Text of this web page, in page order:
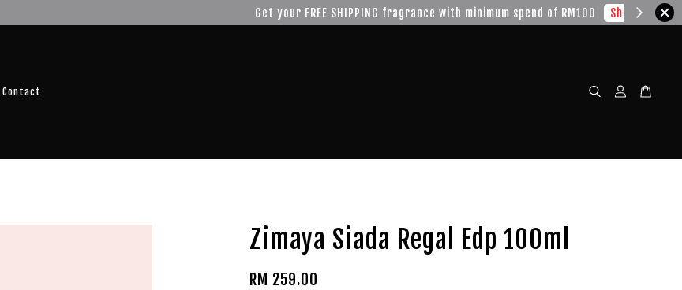
SHIPPING fragrance with minimum spend of RM100 Shop Now!
Contact
Zimaya Siada Regal Edp 100ml
RM 259.00